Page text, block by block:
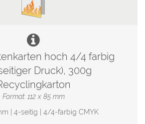
hoch 4/4 farbig
Druck), 300g
Format: 112 x 85 mm
| 4-seitig | 4/4-farbig CMYK